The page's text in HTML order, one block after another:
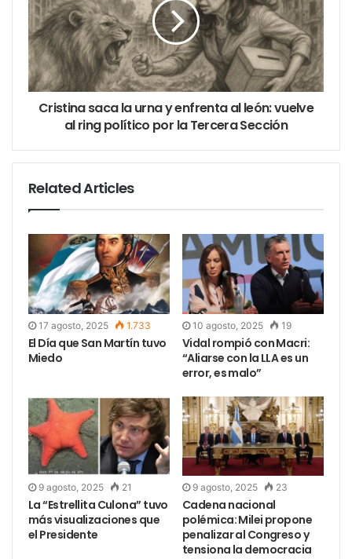
aprendizaje, recreación y formación”. “Un pueblo sin
cultura es un pueblo sin destino, y debemos
defenderlo entre todos”, instó finalmente Villalba.
Cristina saca la urna y enfrenta al león: vuelve
al ring político por la Tercera Sección
Related Articles
17 agosto, 2025 1.733
El Día que San Martín tuvo
Miedo
10 agosto, 2025 19
Vidal rompió con Macri:
“Aliarse con la LLA es un
error, es malo”
9 agosto, 2025 21
La “Estrellita Culona” tuvo
más visualizaciones que
el Presidente
9 agosto, 2025 23
Cadena nacional
polémica: Milei propone
penalizar al Congreso y
tensiona la democracia